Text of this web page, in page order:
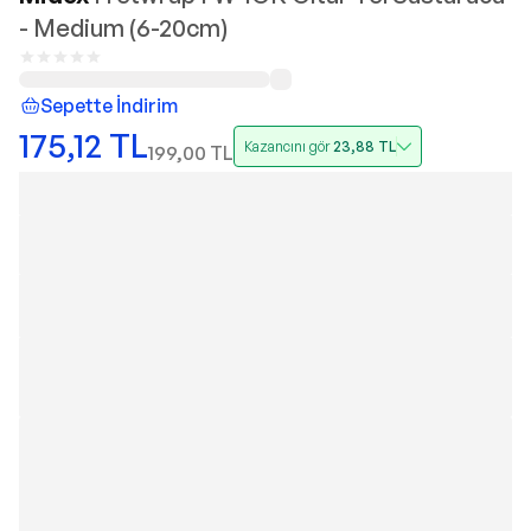
- Medium (6-20cm)
Sepette İndirim
175,12 TL199,00 TL Kazancını gör23,88 TL